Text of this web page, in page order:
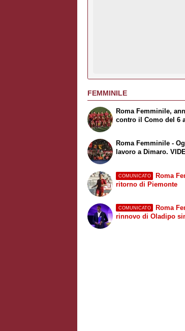
FEMMINILE
Roma Femminile,
contro il Como del 6
Roma Femminile -
lavoro a Dimaro.
COMUNICATO
Roma
ritorno di Piemonte
COMUNICATO
Roma
rinnovo di Oladipo